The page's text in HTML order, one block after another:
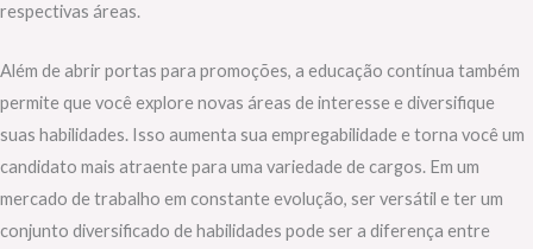
respectivas áreas.
Além de abrir portas para promoções, a educação contínua também
permite que você explore novas áreas de interesse e diversifique
suas habilidades. Isso aumenta sua empregabilidade e torna você um
candidato mais atraente para uma variedade de cargos. Em um
mercado de trabalho em constante evolução, ser versátil e ter um
conjunto diversificado de habilidades pode ser a diferença entre